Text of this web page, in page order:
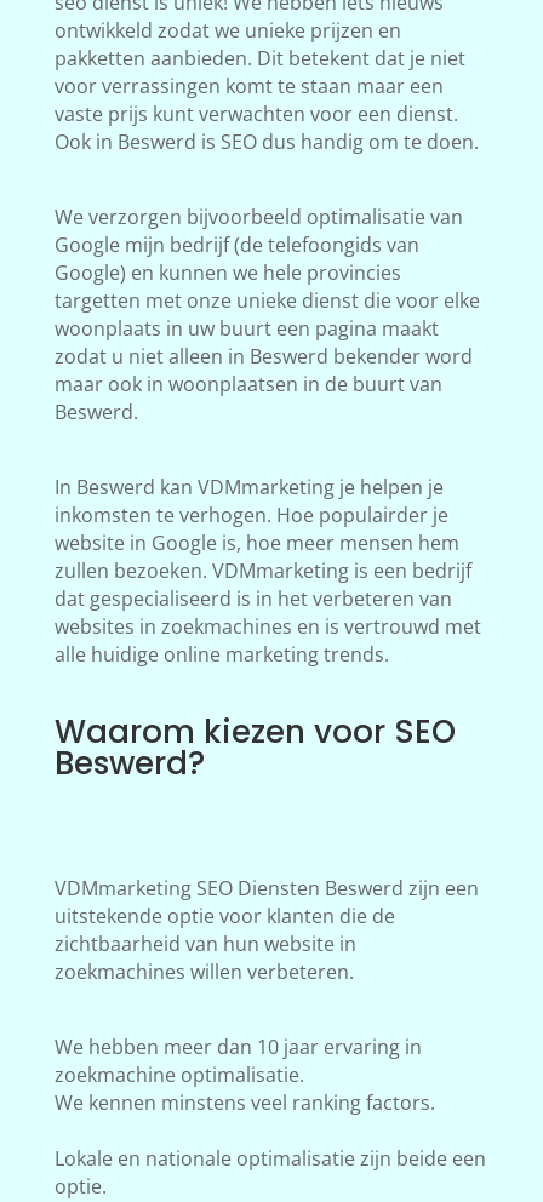
ontwikkeld zodat we unieke prijzen en
pakketten aanbieden. Dit betekent dat je niet
voor verrassingen komt te staan maar een
vaste prijs kunt verwachten voor een dienst.
Ook in Beswerd is SEO dus handig om te doen.
We verzorgen bijvoorbeeld optimalisatie van
Google mijn bedrijf (de telefoongids van
Google) en kunnen we hele provincies
targetten met onze unieke dienst die voor elke
woonplaats in uw buurt een pagina maakt
zodat u niet alleen in Beswerd bekender word
maar ook in woonplaatsen in de buurt van
Beswerd.
In Beswerd kan VDMmarketing je helpen je
inkomsten te verhogen. Hoe populairder je
website in Google is, hoe meer mensen hem
zullen bezoeken. VDMmarketing is een bedrijf
dat gespecialiseerd is in het verbeteren van
websites in zoekmachines en is vertrouwd met
alle huidige online marketing trends.
Waarom kiezen voor SEO
Beswerd?
VDMmarketing SEO Diensten Beswerd zijn een
uitstekende optie voor klanten die de
zichtbaarheid van hun website in
zoekmachines willen verbeteren.
We hebben meer dan 10 jaar ervaring in
zoekmachine optimalisatie.
We kennen minstens veel ranking factors.
Lokale en nationale optimalisatie zijn beide een
optie.